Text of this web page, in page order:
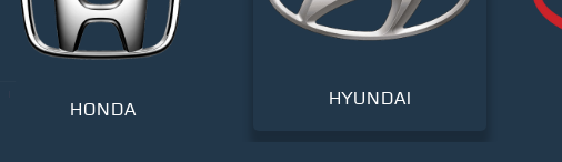
HONDA
HYUNDAI